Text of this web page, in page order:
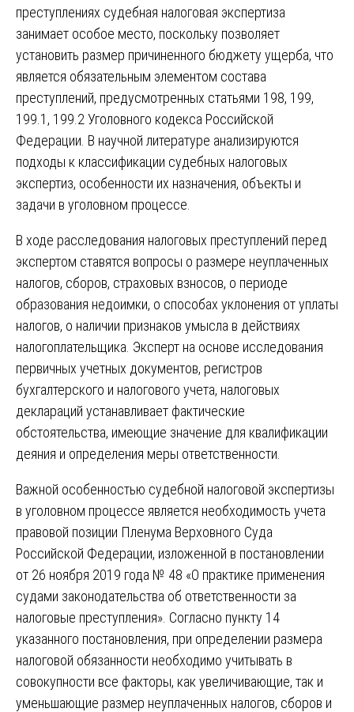
преступлениях судебная налоговая экспертиза
занимает особое место, поскольку позволяет
установить размер причиненного бюджету ущерба, что
является обязательным элементом состава
преступлений, предусмотренных статьями 198, 199,
199.1, 199.2 Уголовного кодекса Российской
Федерации. В научной литературе анализируются
подходы к классификации судебных налоговых
экспертиз, особенности их назначения, объекты и
задачи в уголовном процессе.
В ходе расследования налоговых преступлений перед
экспертом ставятся вопросы о размере неуплаченных
налогов, сборов, страховых взносов, о периоде
образования недоимки, о способах уклонения от уплаты
налогов, о наличии признаков умысла в действиях
налогоплательщика. Эксперт на основе исследования
первичных учетных документов, регистров
бухгалтерского и налогового учета, налоговых
деклараций устанавливает фактические
обстоятельства, имеющие значение для квалификации
деяния и определения меры ответственности.
Важной особенностью судебной налоговой экспертизы
в уголовном процессе является необходимость учета
правовой позиции Пленума Верховного Суда
Российской Федерации, изложенной в постановлении
от 26 ноября 2019 года № 48 «О практике применения
судами законодательства об ответственности за
налоговые преступления». Согласно пункту 14
указанного постановления, при определении размера
налоговой обязанности необходимо учитывать в
совокупности все факторы, как увеличивающие, так и
уменьшающие размер неуплаченных налогов, сборов и